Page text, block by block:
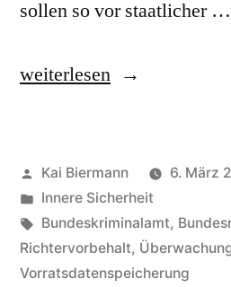
sollen so vor staatlicher …
„Richteramt,
weiterlesen
Veröffentlicht
von
Kai Biermann
6. März
Veröffentlicht
in
Innere Sicherheit
Schlagwörter:
Bundeskriminalamt,
Richtervorbehalt,
Vorratsdatenspeicherung